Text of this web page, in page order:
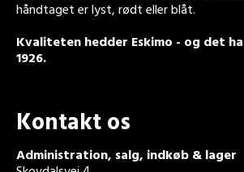
håndtaget er lyst, rødt eller blåt.
Kvaliteten hedder Eskimo - og det
1926.
Kontakt os
Administration, salg, indkøb & lager